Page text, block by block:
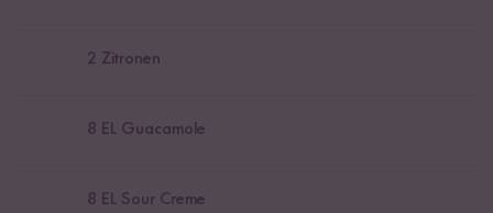
2 Zitronen
8 EL Guacamole
8 EL Sour Creme